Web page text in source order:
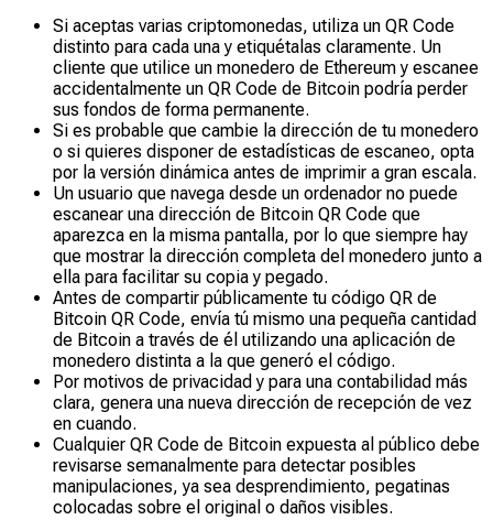
Si aceptas varias criptomonedas, utiliza un QR Code
distinto para cada una y etiquétalas claramente. Un
cliente que utilice un monedero de Ethereum y escanee
accidentalmente un QR Code de Bitcoin podría perder
sus fondos de forma permanente.
Si es probable que cambie la dirección de tu monedero
o si quieres disponer de estadísticas de escaneo, opta
por la versión dinámica antes de imprimir a gran escala.
Un usuario que navega desde un ordenador no puede
escanear una dirección de Bitcoin QR Code que
aparezca en la misma pantalla, por lo que siempre hay
que mostrar la dirección completa del monedero junto a
ella para facilitar su copia y pegado.
Antes de compartir públicamente tu código QR de
Bitcoin QR Code, envía tú mismo una pequeña cantidad
de Bitcoin a través de él utilizando una aplicación de
monedero distinta a la que generó el código.
Por motivos de privacidad y para una contabilidad más
clara, genera una nueva dirección de recepción de vez
en cuando.
Cualquier QR Code de Bitcoin expuesta al público debe
revisarse semanalmente para detectar posibles
manipulaciones, ya sea desprendimiento, pegatinas
colocadas sobre el original o daños visibles.